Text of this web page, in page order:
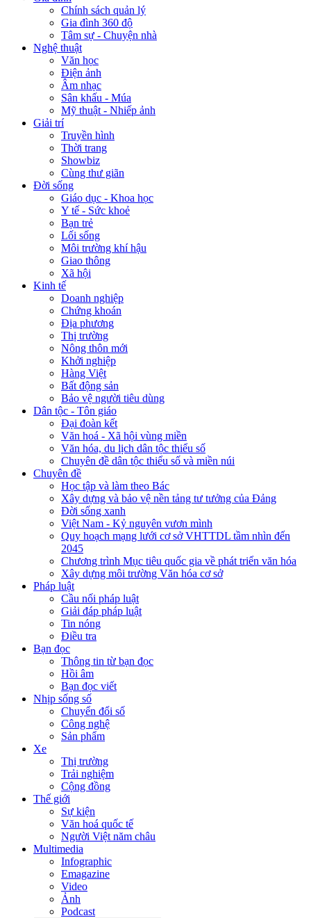
Chính sách quản lý
Gia đình 360 độ
Tâm sự - Chuyện nhà
Nghệ thuật
Văn học
Điện ảnh
Âm nhạc
Sân khấu - Múa
Mỹ thuật - Nhiếp ảnh
Giải trí
Truyền hình
Thời trang
Showbiz
Cùng thư giãn
Đời sống
Giáo dục - Khoa học
Y tế - Sức khoẻ
Bạn trẻ
Lối sống
Môi trường khí hậu
Giao thông
Xã hội
Kinh tế
Doanh nghiệp
Chứng khoán
Địa phương
Thị trường
Nông thôn mới
Khởi nghiệp
Hàng Việt
Bất động sản
Bảo vệ người tiêu dùng
Dân tộc - Tôn giáo
Đại đoàn kết
Văn hoá - Xã hội vùng miền
Văn hóa, du lịch dân tộc thiểu số
Chuyên đề dân tộc thiểu số và miền núi
Chuyên đề
Học tập và làm theo Bác
Xây dựng và bảo vệ nền tảng tư tưởng của Đảng
Đời sống xanh
Việt Nam - Kỷ nguyên vươn mình
Quy hoạch mạng lưới cơ sở VHTTDL tầm nhìn đến
2045
Chương trình Mục tiêu quốc gia về phát triển văn hóa
Xây dựng môi trường Văn hóa cơ sở
Pháp luật
Cầu nối pháp luật
Giải đáp pháp luật
Tin nóng
Điều tra
Bạn đọc
Thông tin từ bạn đọc
Hồi âm
Bạn đọc viết
Nhịp sống số
Chuyển đổi số
Công nghệ
Sản phẩm
Xe
Thị trường
Trải nghiệm
Cộng đồng
Thế giới
Sự kiện
Văn hoá quốc tế
Người Việt năm châu
Multimedia
Infographic
Emagazine
Video
Ảnh
Podcast